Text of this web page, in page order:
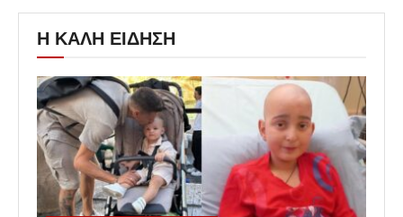
Η ΚΑΛΗ ΕΙΔΗΣΗ